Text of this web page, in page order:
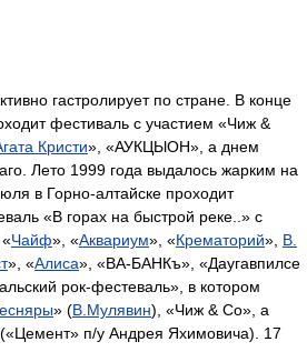
гастролирует по стране. В конце
фестиваль с участием «Чиж &
Кристи», «АУКЦЫОН», а днем
Лето 1999 года выдалось жарким на
в Горно-алтайске проходит
«В горах на быстрой реке..» с
Чайф», «Аквариум», «Крематорий», В.
», «Алиса», «ВА-БАНКъ», «Даугавпилсе
рок-фестеваль», в котором
» (В.Мулявин), «Чиж & Со», а
п/у Андрея Яхимовича). 17